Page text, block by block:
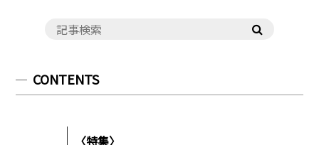
CONTENTS
〈特集〉